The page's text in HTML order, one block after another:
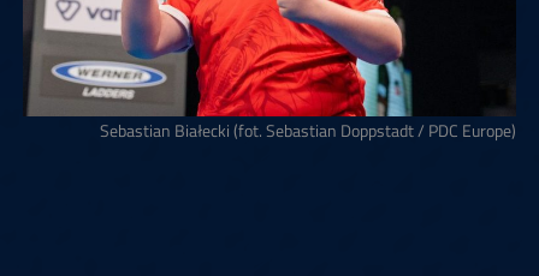
Sebastian Białecki (fot. Sebastian Doppstadt / PDC Europe)